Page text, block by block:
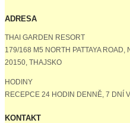
ADRESA
THAI GARDEN RESORT
179/168 M5 NORTH PATTAYA
20150, THAJSKO
HODINY
RECEPCE 24 HODIN DENNĚ, 7 DNÍ
KONTAKT